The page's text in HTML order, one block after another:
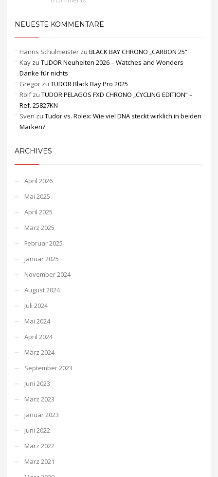
NEUESTE KOMMENTARE
Hanns Schulmeister zu BLACK BAY CHRONO „CARBON 25“
Kay zu TUDOR Neuheiten 2026 – Watches and Wonders
Danke für nichts
Gregor zu TUDOR Black Bay Pro 2025
Rolfzu TUDOR PELAGOS FXD CHRONO „CYCLING EDITION“ –
Ref. 25827KN
Sven zu Tudor vs. Rolex: Wie viel DNA steckt wirklich in beiden
Marken?
ARCHIVES
April 2026
Mai 2025
April 2025
März 2025
Februar 2025
Januar 2025
November 2024
August 2024
Juli 2024
Mai 2024
April 2024
März 2024
September 2023
Juni 2023
März 2023
Januar 2023
Juni 2022
März 2022
März 2021